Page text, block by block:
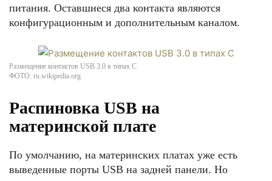
питания. Оставшиеся два контакта являются
конфигурационным и дополнительным каналом.
Размещение контактов USB 3.0 в типах C
ФОТО: ru.wikipedia.org
Распиновка USB на
материнской плате
По умолчанию, на материнских платах уже есть
выведенные порты USB на задней панели. Но